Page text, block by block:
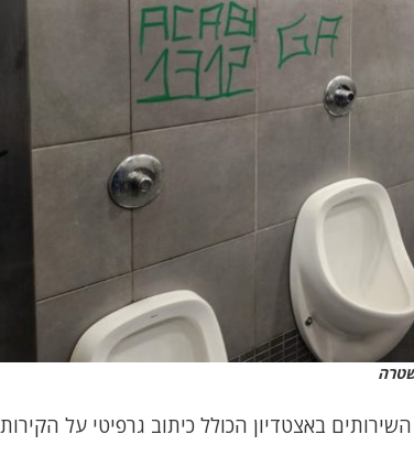
באצטדיון הכולל כיתוב גרפיטי על הקירות